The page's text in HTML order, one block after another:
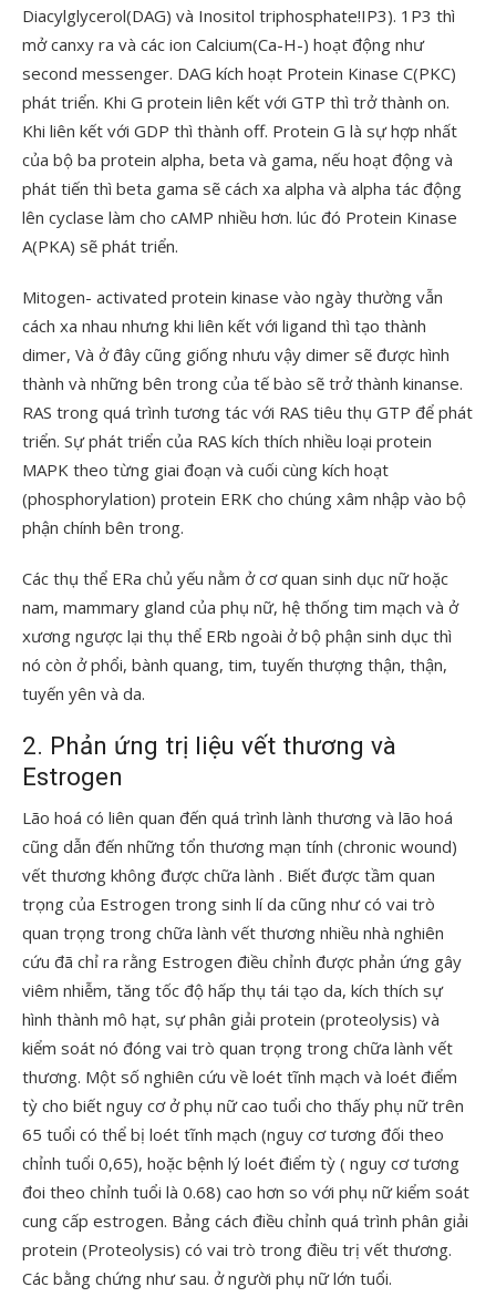
Diacylglycerol(DAG) và Inositol triphosphate!IP3). 1P3 thì
mở canxy ra và các ion Calcium(Ca-H-) hoạt động như
second messenger. DAG kích hoạt Protein Kinase C(PKC)
phát triển. Khi G protein liên kết với GTP thì trở thành on.
Khi liên kết với GDP thì thành off. Protein G là sự hợp nhất
của bộ ba protein alpha, beta và gama, nếu hoạt động và
phát tiến thì beta gama sẽ cách xa alpha và alpha tác động
lên cyclase làm cho cAMP nhiều hơn. lúc đó Protein Kinase
A(PKA) sẽ phát triển.
Mitogen- activated protein kinase vào ngày thường vẫn
cách xa nhau nhưng khi liên kết với ligand thì tạo thành
dimer, Và ở đây cũng giống nhưu vậy dimer sẽ được hình
thành và những bên trong của tế bào sẽ trở thành kinanse.
RAS trong quá trình tương tác với RAS tiêu thụ GTP để phát
triển. Sự phát triển của RAS kích thích nhiều loại protein
MAPK theo từng giai đoạn và cuối cùng kích hoạt
(phosphorylation) protein ERK cho chúng xâm nhập vào bộ
phận chính bên trong.
Các thụ thể ERa chủ yếu nằm ở cơ quan sinh dục nữ hoặc
nam, mammary gland của phụ nữ, hệ thống tim mạch và ở
xương ngược lại thụ thể ERb ngoài ở bộ phận sinh dục thì
nó còn ở phổi, bành quang, tim, tuyến thượng thận, thận,
tuyến yên và da.
2. Phản ứng trị liệu vết thương và
Estrogen
Lão hoá có liên quan đến quá trình lành thương và lão hoá
cũng dẫn đến những tổn thương mạn tính (chronic wound)
vết thương không được chữa lành . Biết được tầm quan
trọng của Estrogen trong sinh lí da cũng như có vai trò
quan trọng trong chữa lành vết thương nhiều nhà nghiên
cứu đã chỉ ra rằng Estrogen điều chỉnh được phản ứng gây
viêm nhiễm, tăng tốc độ hấp thụ tái tạo da, kích thích sự
hình thành mô hạt, sự phân giải protein (proteolysis) và
kiểm soát nó đóng vai trò quan trọng trong chữa lành vết
thương. Một số nghiên cứu về loét tĩnh mạch và loét điểm
tỳ cho biết nguy cơ ở phụ nữ cao tuổi cho thấy phụ nữ trên
65 tuổi có thể bị loét tĩnh mạch (nguy cơ tương đối theo
chỉnh tuổi 0,65), hoặc bệnh lý loét điểm tỳ ( nguy cơ tương
đoi theo chỉnh tuổi là 0.68) cao hơn so với phụ nữ kiểm soát
cung cấp estrogen. Bảng cách điều chỉnh quá trình phân giải
protein (Proteolysis) có vai trò trong điều trị vết thương.
Các bằng chứng như sau. ở người phụ nữ lớn tuổi.